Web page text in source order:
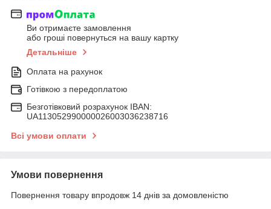
Ви отримаєте замовлення
або гроші повернуться на вашу картку
Детальніше
Оплата на рахунок
Готівкою з передоплатою
Безготівковий розрахунок IBAN:
UA113052990000026003036238716
Всі умови оплати
Умови повернення
Повернення товару впродовж 14 днів за домовленістю